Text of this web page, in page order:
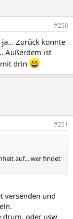
#250
Zurück konnte
Außerdem ist
drin
#251
auf... wer findet
versenden und
drum, oder usw.